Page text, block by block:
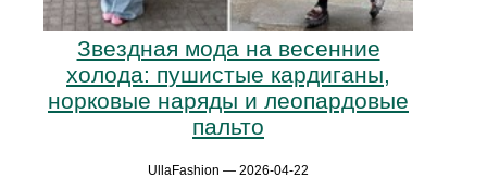
Звездная мода на весенние
холода: пушистые кардиганы,
норковые наряды и леопардовые
пальто
UllaFashion — 2026-04-22